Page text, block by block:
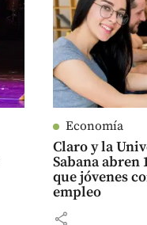
Economía
Claro y la
Sabana abren
que jóvenes
empleo
share